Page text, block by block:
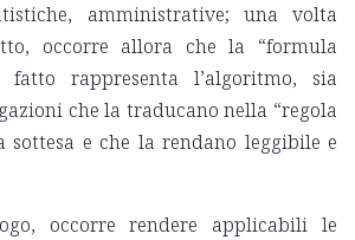
amministrative; una volta
occorre allora che la “formula
rappresenta l’algoritmo, sia
che la traducano nella “regola
sottesa e che la rendano leggibile e
occorre rendere applicabili le